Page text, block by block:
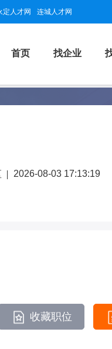
定人才网 连城人才网
首页 找企业
2026-08-03 17:13:19
收藏职位